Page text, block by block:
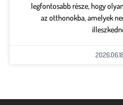
legfontosabb része, hogy
az otthonokba, amelyek